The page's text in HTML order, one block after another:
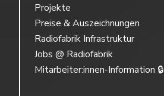
Projekte
Preise & Auszeichnungen
Radiofabrik Infrastruktur
Jobs @ Radiofabrik
Mitarbeiter:innen-Information 🔒